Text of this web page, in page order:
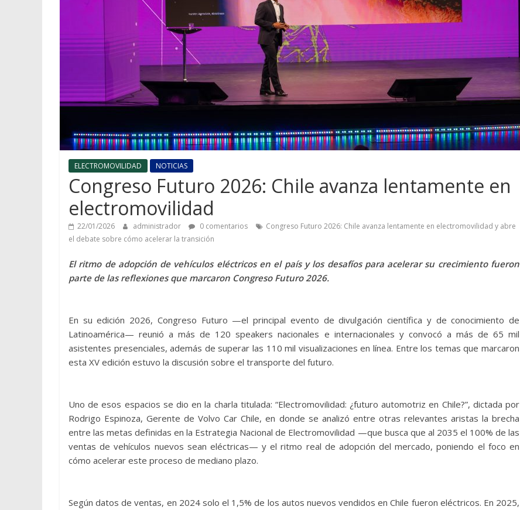
ELECTROMOVILIDAD NOTICIAS
Congreso Futuro 2026: Chile avanza lentamente en
electromovilidad
22/01/2026 administrador 0 comentarios
Congreso Futuro 2026: Chile avanza lentamente en electromovilidad y abre
el debate sobre cómo acelerar la transición
El ritmo de adopción de vehículos eléctricos en el país y los desafíos para acelerar su crecimiento fueron
parte de las reflexiones que marcaron Congreso Futuro 2026.
En su edición 2026, Congreso Futuro —el principal evento de divulgación científica y de conocimiento de
Latinoamérica— reunió a más de 120 speakers nacionales e internacionales y convocó a más de 65 mil
asistentes presenciales, además de superar las 110 mil visualizaciones en línea. Entre los temas que marcaron
esta XV edición estuvo la discusión sobre el transporte del futuro.
Uno de esos espacios se dio en la charla titulada: “Electromovilidad: ¿futuro automotriz en Chile?”, dictada por
Rodrigo Espinoza, Gerente de Volvo Car Chile, en donde se analizó entre otras relevantes aristas la brecha
entre las metas definidas en la Estrategia Nacional de Electromovilidad —que busca que al 2035 el 100% de las
ventas de vehículos nuevos sean eléctricas— y el ritmo real de adopción del mercado, poniendo el foco en
cómo acelerar este proceso de mediano plazo.
Según datos de ventas, en 2024 solo el 1,5% de los autos nuevos vendidos en Chile fueron eléctricos. En 2025,